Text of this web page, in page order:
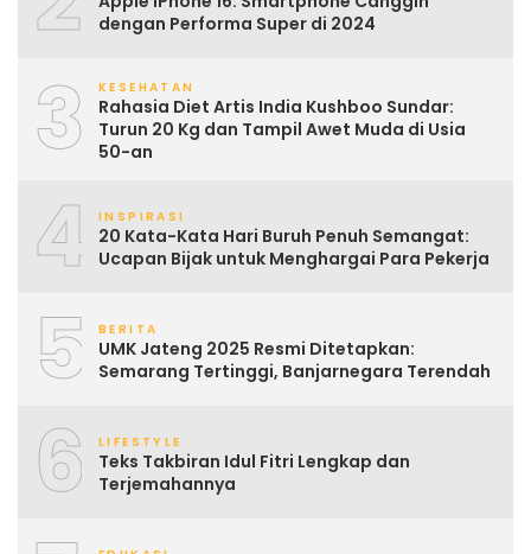
dengan Performa Super di 2024
3 KESEHATAN
Rahasia Diet Artis India Kushboo Sundar:
Turun 20 Kg dan Tampil Awet Muda di Usia
50-an
4 INSPIRASI
20 Kata-Kata Hari Buruh Penuh Semangat:
Ucapan Bijak untuk Menghargai Para Pekerja
5 BERITA
UMK Jateng 2025 Resmi Ditetapkan:
Semarang Tertinggi, Banjarnegara Terendah
6 LIFESTYLE
Teks Takbiran Idul Fitri Lengkap dan
Terjemahannya